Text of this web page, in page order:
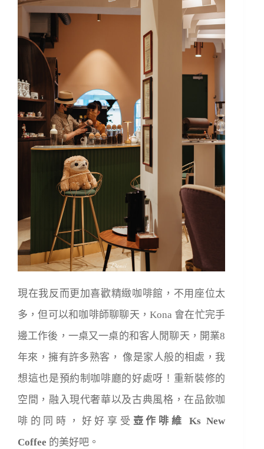
現在我反而更加喜歡精緻咖啡館，不用座位太
多，但可以和咖啡師聊聊天，Kona 會在忙完手
邊工作後，一桌又一桌的和客人閒聊天，開業8
年來，擁有許多熟客， 像是家人般的相處，我
想這也是預約制咖啡廳的好處呀！重新裝修的
空間，融入現代奢華以及古典風格，在品飲咖
啡的同時，好好享受 壺作啡維 Ks New
Coffee 的美好吧。